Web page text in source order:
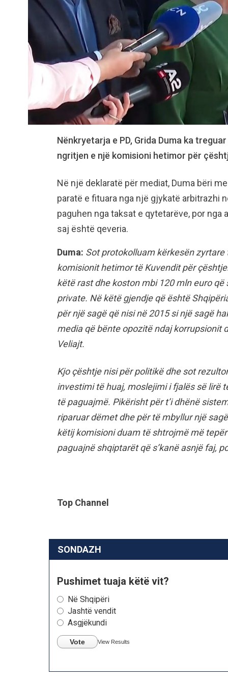
Nënkryetarja e PD, Grida Duma ka
ngritjen e një komisioni hetimor për
Në një deklaratë për mediat, Duma bëri
paratë e fituara nga një gjykatë arbitrazhi
paguhen nga taksat e qytetarëve, por
saj është qeveria.
Duma: Sot protokolluam kërkesën zyrtare
komisionit hetimor të Kuvendit për
këtë rast dhe koston mbi 120 mln euro
private. Në këtë gjendje që është
për një sagë që nisi në 2015 si një sagë
media që bënte opozitë ndaj korrupsionit
Veliajt.
Kjo çështje nisi për politikë dhe sot
investimi të huaj, moslejimi i fjalës së lirë
të paguajmë. Pikërisht për t’i dhënë
riparuar dëmet dhe për të mbyllur një
këtij komisioni duam të shtrojmë më
paguajnë shqiptarët që s’kanë asnjë faj,
Top Channel
SONDAZH
Pushimet tuaja këtë vit?
Në Shqipëri
Jashtë vendit
Asgjëkundi
Vote View Results